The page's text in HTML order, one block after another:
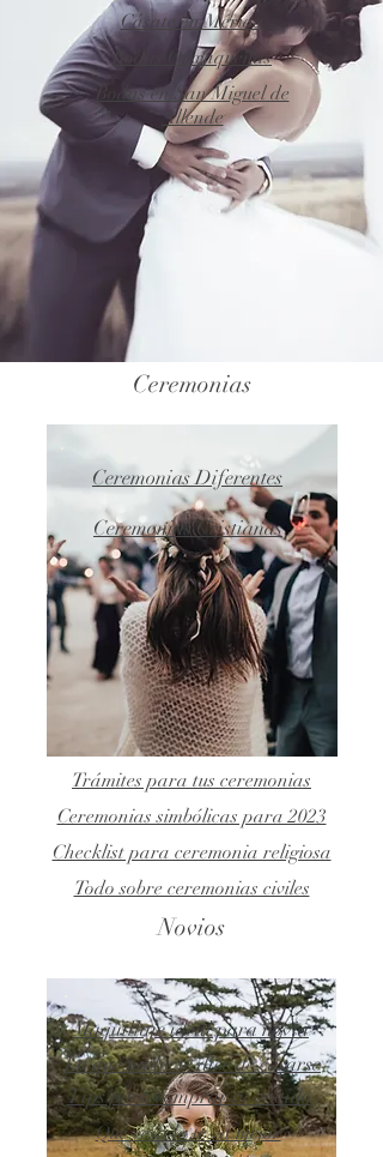
Cásate en Mérida
Bodas Oaxaqueñas
Bodas en San Miguel de
Allende
Ceremonias
Ceremonias Diferentes
Ceremonias Cristianas
Trámites para tus ceremonias
Ceremonias simbólicas para 2023
Checklist para ceremonia religiosa
Todo sobre ceremonias civiles
Novios
Lo que nadie te dice de casarse
Tips para comprar tu vestido
Maquillaje ideal para novia
Qué vestido te va mejor